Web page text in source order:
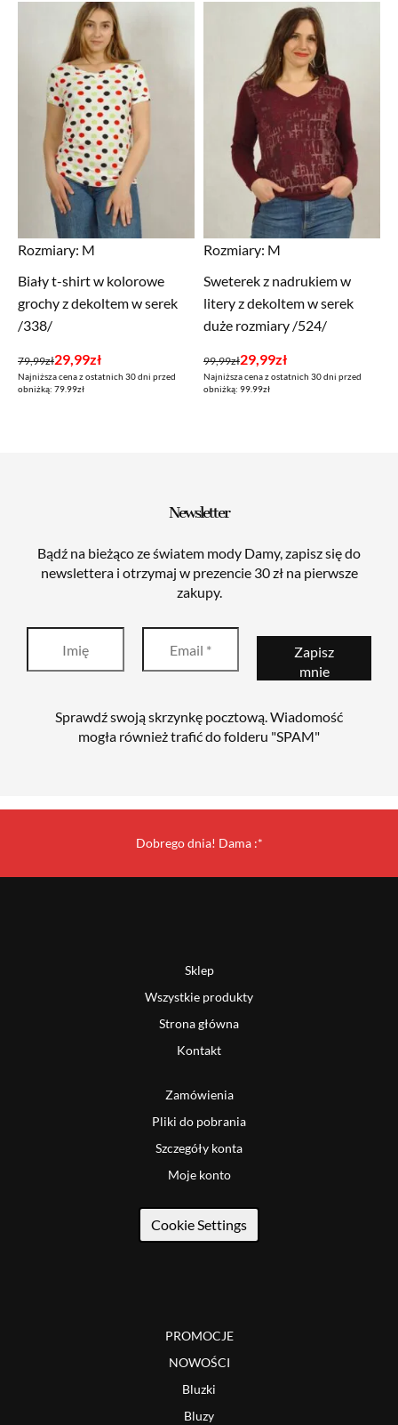
Rozmiary: M
Biały t-shirt w kolorowe
grochy z dekoltem w serek
/338/
79,99zł
Pierwotna
cena
29,99zł
Aktualna
cena
Najniższa cena z ostatnich 30 dni przed
obniżką: 79.99zł
Rozmiary: M
Sweterek z nadrukiem w
litery z dekoltem w serek
duże rozmiary /524/
99,99zł
Pierwotna
cena
29,99zł
Aktualna
cena
Najniższa cena z ostatnich 30 dni przed
obniżką: 99.99zł
Newsletter
Bądź na bieżąco ze światem mody Damy, zapisz się do
newslettera i otrzymaj w prezencie 30 zł na pierwsze
zakupy.
Sprawdź swoją skrzynkę pocztową. Wiadomość
mogła również trafić do folderu "SPAM"
Dobrego dnia! Dama :*
Sklep
Wszystkie produkty
Strona główna
Kontakt
Zamówienia
Pliki do pobrania
Szczegóły konta
Moje konto
Cookie Settings
PROMOCJE
NOWOŚCI
Bluzki
Bluzy